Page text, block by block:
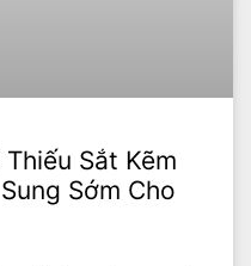
Sắt Kẽm
Sớm Cho